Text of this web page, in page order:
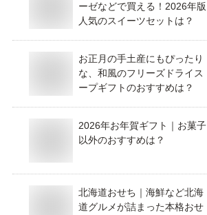
ーゼなどで買える！2026年版
人気のスイーツセットは？
お正月の手土産にもぴったり
な、和風のフリーズドライス
ープギフトのおすすめは？
2026年お年賀ギフト｜お菓子
以外のおすすめは？
北海道おせち｜海鮮など北海
道グルメが詰まった本格おせ